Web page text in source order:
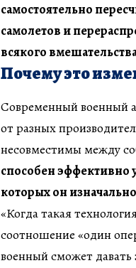
самостоятельно
самолетов и
всякого
Почему это
Современный военный
от разных
несовместимы между
способен эффективно
которых он
«Когда такая
соотношение «один
военный сможет